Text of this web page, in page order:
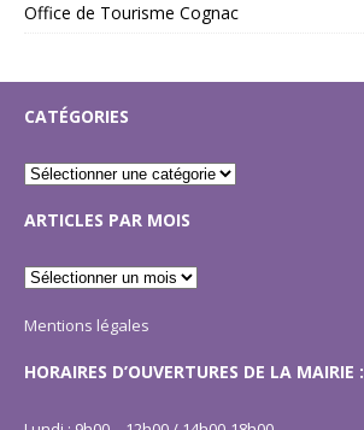
Office de Tourisme Cognac
CATÉGORIES
ARTICLES PAR MOIS
Mentions légales
HORAIRES D’OUVERTURES DE LA MAIRIE :